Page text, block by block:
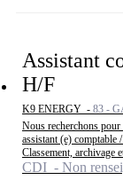
Assistant
H/F
K9 ENERGY - 83 -
Nous recherchons
assistant (e) comptable
Classement, archivage
CDI - Non